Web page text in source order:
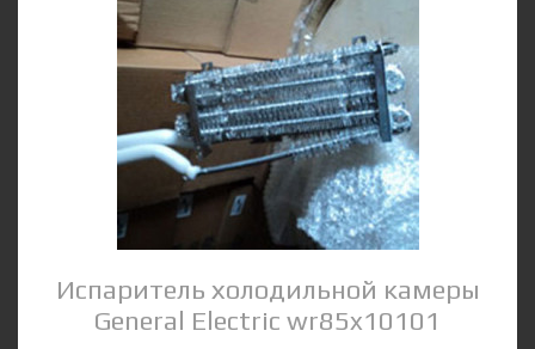
Испаритель холодильной камеры
General Electric wr85x10101